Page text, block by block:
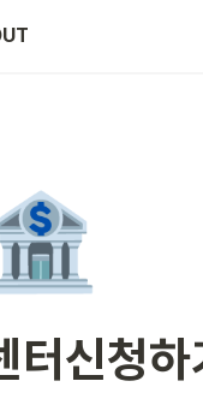
터신청하